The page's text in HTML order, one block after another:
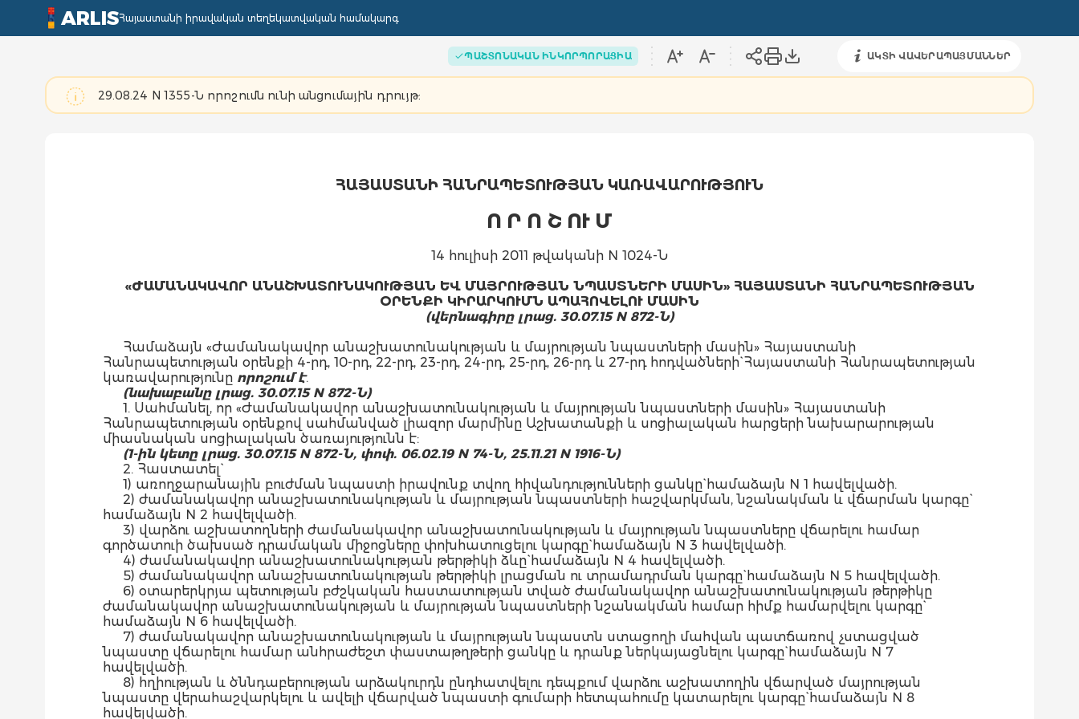
ARLISՀայաստանի իրավական տեղեկատվական համակարգ
ՊԱՇՏՈՆԱԿԱՆ ԻՆԿՈՐՊՈՐԱՑԻԱ ԱԿՏԻ ՎԱՎԵՐԱՊԱՅՄԱՆՆԵՐ
29.08.24 N 1355-Ն որոշումն ունի անցումային դրույթ:
ՀԱՅԱՍՏԱՆԻ ՀԱՆՐԱՊԵՏՈՒԹՅԱՆ ԿԱՌԱՎԱՐՈՒԹՅՈՒՆ
Ո Ր Ո Շ ՈՒ Մ
14 հուլիսի 2011 թվականի N 1024-Ն
«ԺԱՄԱՆԱԿԱՎՈՐ ԱՆԱՇԽԱՏՈՒՆԱԿՈՒԹՅԱՆ ԵՎ ՄԱՅՐՈՒԹՅԱՆ ՆՊԱՍՏՆԵՐԻ ՄԱՍԻՆ» ՀԱՅԱՍՏԱՆԻ ՀԱՆՐԱՊԵՏՈՒԹՅԱՆ
ՕՐԵՆՔԻ ԿԻՐԱՐԿՈՒՄՆ ԱՊԱՀՈՎԵԼՈՒ ՄԱՍԻՆ
(վերնագիրը լրաց. 30.07.15 N 872-Ն)
Համաձայն «Ժամանակավոր անաշխատունակության և մայրության նպաստների մասին» Հայաստանի
Հանրապետության օրենքի 4-րդ, 10-րդ, 22-րդ, 23-րդ, 24-րդ, 25-րդ, 26-րդ և 27-րդ հոդվածների` Հայաստանի Հանրապետության
կառավարությունը որոշում է.
(նախաբանը լրաց. 30.07.15 N 872-Ն)
1. Սահմանել, որ «Ժամանակավոր անաշխատունակության և մայրության նպաստների մասին» Հայաստանի
Հանրապետության օրենքով սահմանված լիազոր մարմինը Աշխատանքի և սոցիալական հարցերի նախարարության
միասնական սոցիալական ծառայությունն է:
(1-ին կետը լրաց. 30.07.15 N 872-Ն, փոփ. 06.02.19 N 74-Ն, 25.11.21 N 1916-Ն)
2. Հաստատել`
1) առողջարանային բուժման նպաստի իրավունք տվող հիվանդությունների ցանկը` համաձայն N 1 հավելվածի.
2) ժամանակավոր անաշխատունակության և մայրության նպաստների հաշվարկման, նշանակման և վճարման կարգը`
համաձայն N 2 հավելվածի.
3) վարձու աշխատողների ժամանակավոր անաշխատունակության և մայրության նպաստները վճարելու համար
գործատուի ծախսած դրամական միջոցները փոխհատուցելու կարգը` համաձայն N 3 հավելվածի.
4) ժամանակավոր անաշխատունակության թերթիկի ձևը` համաձայն N 4 հավելվածի.
5) ժամանակավոր անաշխատունակության թերթիկի լրացման ու տրամադրման կարգը` համաձայն N 5 հավելվածի.
6) օտարերկրյա պետության բժշկական հաստատության տված ժամանակավոր անաշխատունակության թերթիկը
ժամանակավոր անաշխատունակության և մայրության նպաստների նշանակման համար հիմք համարվելու կարգը`
համաձայն N 6 հավելվածի.
7) ժամանակավոր անաշխատունակության և մայրության նպաստն ստացողի մահվան պատճառով չստացված
նպաստը վճարելու համար անհրաժեշտ փաստաթղթերի ցանկը և դրանք ներկայացնելու կարգը` համաձայն N 7
հավելվածի.
8) հղիության և ծննդաբերության արձակուրդն ընդհատվելու դեպքում վարձու աշխատողին վճարված մայրության
նպաստը վերահաշվարկելու և ավելի վճարված նպաստի գումարի հետպահումը կատարելու կարգը` համաձայն N 8
հավելվածի.